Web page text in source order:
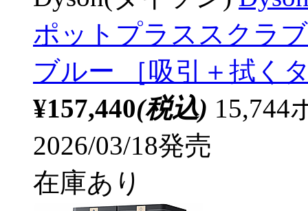
ポットプラススクラ
ブルー ［吸引＋拭く
¥157,440(税込) 15,744
2026/03/18発売
在庫あり